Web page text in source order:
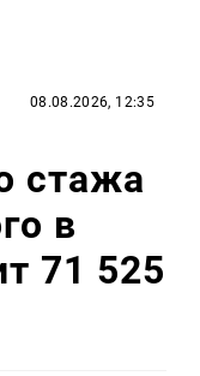
08.08.2026, 12:35
стажа
в
71 525